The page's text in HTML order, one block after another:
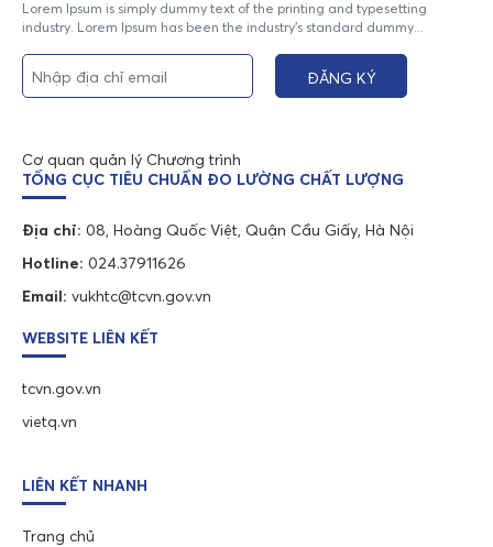
Lorem Ipsum is simply dummy text of the printing and typesetting
industry. Lorem Ipsum has been the industry's standard dummy...
Cơ quan quản lý Chương trình
TỔNG CỤC TIÊU CHUẨN ĐO LƯỜNG CHẤT LƯỢNG
Địa chỉ: 08, Hoàng Quốc Việt, Quận Cầu Giấy, Hà Nội
Hotline: 024.37911626
Email: vukhtc@tcvn.gov.vn
WEBSITE LIÊN KẾT
tcvn.gov.vn
vietq.vn
LIÊN KẾT NHANH
Trang chủ